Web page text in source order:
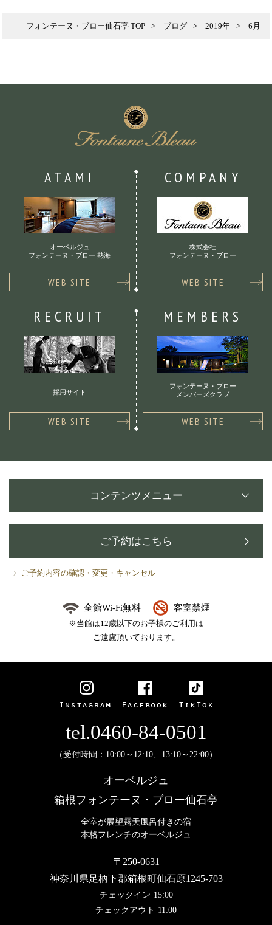
フォンテーヌ・ブロー仙石亭 TOP ブログ 2019年 6月
ATAMI
オーベルジュ
フォンテーヌ・ブロー 熱海
WEB SITE
COMPANY
株式会社
フォンテーヌ・ブロー
WEB SITE
RECRUIT
採用サイト
WEB SITE
MEMBERS
フォンテーヌ・ブロー
メンバーズクラブ
WEB SITE
コンテンツメニュー
ご予約はこちら
ご予約内容の確認・変更・キャンセル
全館Wi-Fi無料 客室禁煙
※当館は12歳以下のお子様のご利用は
ご遠慮頂いております。
tel.0460-84-0501
（受付時間：10:00～12:10、13:10～22:00）
オーベルジュ
箱根フォンテーヌ・ブロー仙石亭
全室が展望露天風呂付きの宿
本格フレンチのオーベルジュ
〒250-0631
神奈川県足柄下郡箱根町仙石原1245-703
チェックイン 15:00
チェックアウト 11:00